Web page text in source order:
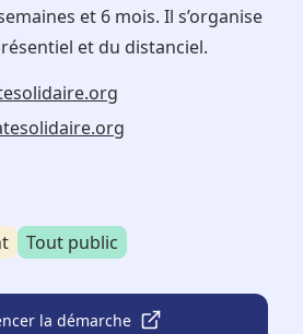
et 6 mois. Il s’organise
et du distanciel.
Tout public
la démarche